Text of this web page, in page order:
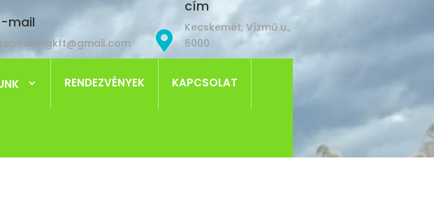
mail

cím
Kecskemét, Vízmű u.,
6000
RENDEZVÉNYEK KAPCSOLAT